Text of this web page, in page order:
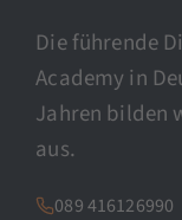
Die führende
Academy in
Jahren bilden
aus.
089 416126990